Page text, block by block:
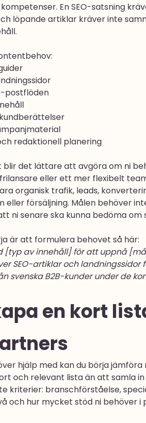
En SEO-satsning
löpande artiklar kräver inte
postflöden
redaktionell planering
blir det lättare att avgöra om ni
eller ett mer flexibelt
organisk trafik, leads,
eller försäljning. Målen behöver
ni senare ska kunna bedöma
är att formulera behovet så här:
[typ av innehåll] för att uppnå
SEO-artiklar och
svenska B2B-kunder under de
en kort
hjälp med kan du börja
och relevant lista än att samla
kriterier: branschförståelse,
och hur mycket stöd ni behöver i